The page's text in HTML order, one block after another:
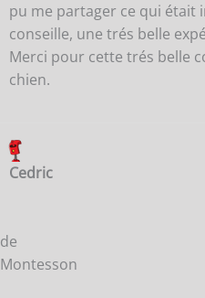
pu me partager ce qui était
conseille, une trés belle
Merci pour cette trés belle
chien.
Cedric
de
Montesson